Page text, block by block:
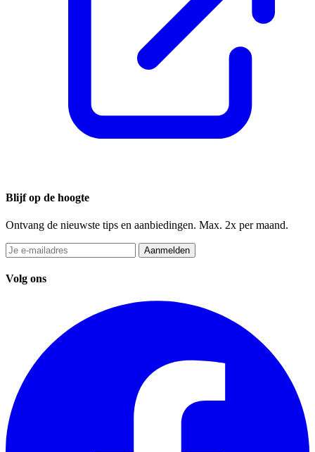
Blijf op de hoogte
Ontvang de nieuwste tips en aanbiedingen. Max. 2x per maand.
Aanmelden
Volg ons